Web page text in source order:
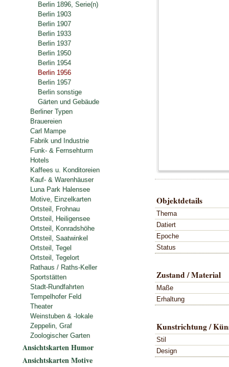
Objektdetails
Thema
Datiert
Epoche
Status
Zustand / Material
Maße
Erhaltung
Kunstrichtung /
Stil
Design
Berlin 1896, Serie(n)
Berlin 1903
Berlin 1907
Berlin 1933
Berlin 1937
Berlin 1950
Berlin 1954
Berlin 1956
Berlin 1957
Berlin sonstige
Gärten und Gebäude
Berliner Typen
Brauereien
Carl Mampe
Fabrik und Industrie
Funk- & Fernsehturm
Hotels
Kaffees u. Konditoreien
Kauf- & Warenhäuser
Luna Park Halensee
Motive, Einzelkarten
Ortsteil, Frohnau
Ortsteil, Heiligensee
Ortsteil, Konradshöhe
Ortsteil, Saatwinkel
Ortsteil, Tegel
Ortsteil, Tegelort
Rathaus / Raths-Keller
Sportstätten
Stadt-Rundfahrten
Tempelhofer Feld
Theater
Weinstuben & -lokale
Zeppelin, Graf
Zoologischer Garten
Ansichtskarten Humor
Ansichtskarten Motive